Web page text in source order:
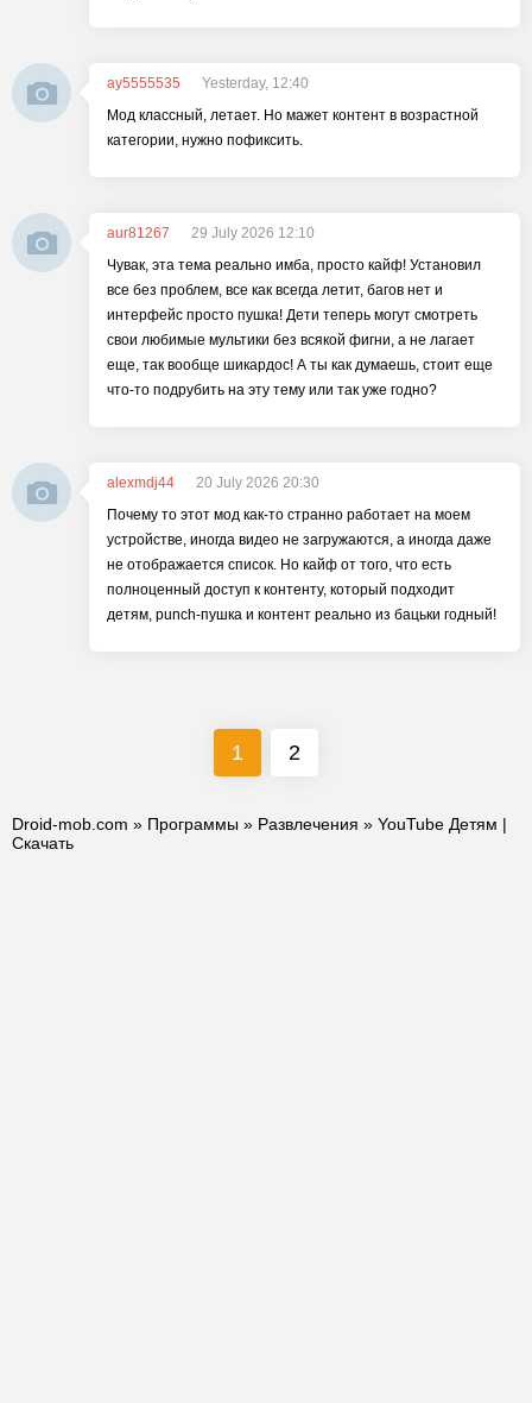
ay5555535
Yesterday, 12:40
Мод классный, летает. Но мажет контент в возрастной
категории, нужно пофиксить.
aur81267
29 July 2026 12:10
Чувак, эта тема реально имба, просто кайф! Установил
все без проблем, все как всегда летит, багов нет и
интерфейс просто пушка! Дети теперь могут смотреть
свои любимые мультики без всякой фигни, а не лагает
еще, так вообще шикардос! А ты как думаешь, стоит еще
что-то подрубить на эту тему или так уже годно?
alexmdj44
20 July 2026 20:30
Почему то этот мод как-то странно работает на моем
устройстве, иногда видео не загружаются, а иногда даже
не отображается список. Но кайф от того, что есть
полноценный доступ к контенту, который подходит
детям, punch-пушка и контент реально из бацьки годный!
1 2
Droid-mob.com » Программы » Развлечения » YouTube Детям |
Скачать